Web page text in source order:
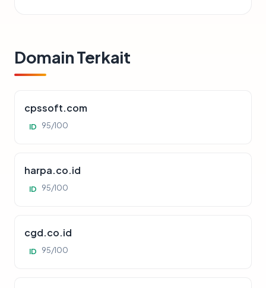
Domain Terkait
cpssoft.com
ID 95/100
harpa.co.id
ID 95/100
cgd.co.id
ID 95/100